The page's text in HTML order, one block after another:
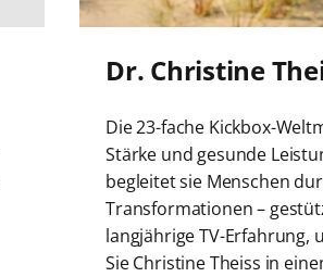
Dr. Christine
Die 23-fache Kickbox-
Stärke und gesunde
begleitet sie Menschen
Transformationen –
langjährige TV-Erfahrung,
Sie Christine Theiss in